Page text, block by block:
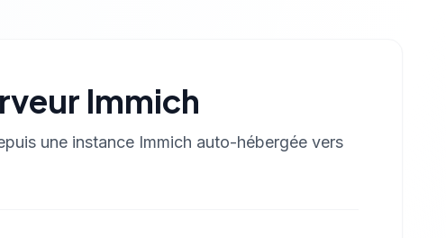
Immich
une instance Immich auto-hébergée vers